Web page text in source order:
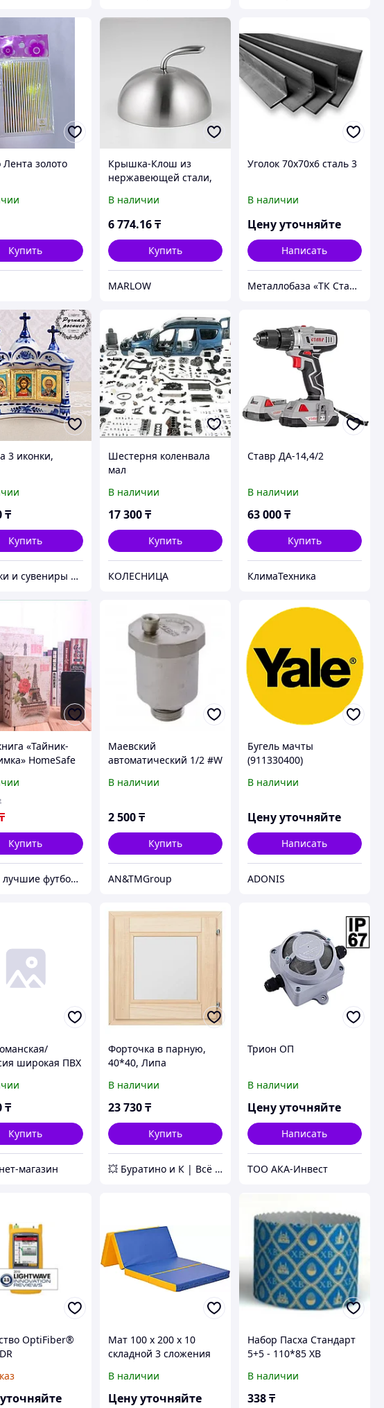
Лента золото
Купить
Крышка-Клош из
нержавеющей стали,
В наличии
6 774.16 ₸
Купить
MARLOW
Уголок 70х70х6 сталь 3
В наличии
Цену уточняйте
Написать
Металлобаза «ТК Сталь»
3 иконки,
₸
Купить
Подарки и сувениры в Павлодаре
Шестерня коленвала
мал
В наличии
17 300 ₸
Купить
КОЛЕСНИЦА
Ставр ДА-14,4/2
В наличии
63 000₸
Купить
КлимаТехника
«Тайник-
HomeSafe
Купить
Самые лучшие футболки на планете продаются тут.
Маевский
автоматический 1/2 #W
В наличии
2 500 ₸
Купить
AN&TMGroup
Бугель мачты
(911330400)
В наличии
Цену уточняйте
Написать
ADONIS
широкая ПВХ
₸
Купить
магазин
Форточка в парную,
40*40, Липа
В наличии
23 730 ₸
Купить
💥 Буратино и К | Всё для бани и сауны
Трион ОП
В наличии
Цену уточняйте
Написать
ТОО АКА-Инвест
OptiFiber®
Мат 100 х 200 х 10
складной 3 сложения
В наличии
Цену уточняйте
Набор Пасха Стандарт
5+5 - 110*85 ХВ
синий., 2 пачки
дрожжей) (запайщик)
В наличии
338₸